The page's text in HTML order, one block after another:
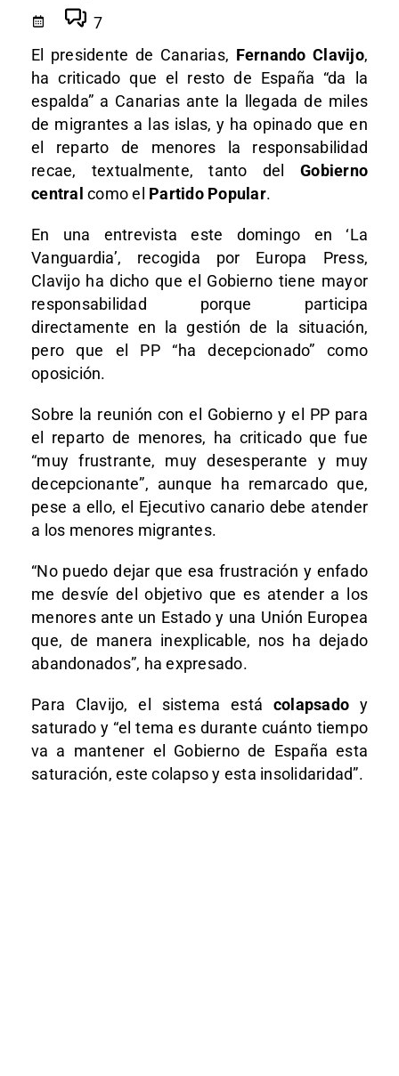
7
El presidente de Canarias, Fernando Clavijo,
ha criticado que el resto de España “da la
espalda” a Canarias ante la llegada de miles
de migrantes a las islas, y ha opinado que en
el reparto de menores la responsabilidad
recae, textualmente, tanto del Gobierno
central como el Partido Popular.
En una entrevista este domingo en ‘La
Vanguardia’, recogida por Europa Press,
Clavijo ha dicho que el Gobierno tiene mayor
responsabilidad porque participa
directamente en la gestión de la situación,
pero que el PP “ha decepcionado” como
oposición.
Sobre la reunión con el Gobierno y el PP para
el reparto de menores, ha criticado que fue
“muy frustrante, muy desesperante y muy
decepcionante”, aunque ha remarcado que,
pese a ello, el Ejecutivo canario debe atender
a los menores migrantes.
“No puedo dejar que esa frustración y enfado
me desvíe del objetivo que es atender a los
menores ante un Estado y una Unión Europea
que, de manera inexplicable, nos ha dejado
abandonados”, ha expresado.
Para Clavijo, el sistema está colapsado y
saturado y “el tema es durante cuánto tiempo
va a mantener el Gobierno de España esta
saturación, este colapso y esta insolidaridad”.